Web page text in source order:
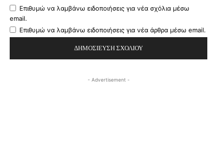
Επιθυμώ να λαμβάνω ειδοποιήσεις για νέα σχόλια μέσω
email.
Επιθυμώ να λαμβάνω ειδοποιήσεις για νέα άρθρα μέσω email.
- Advertisement -